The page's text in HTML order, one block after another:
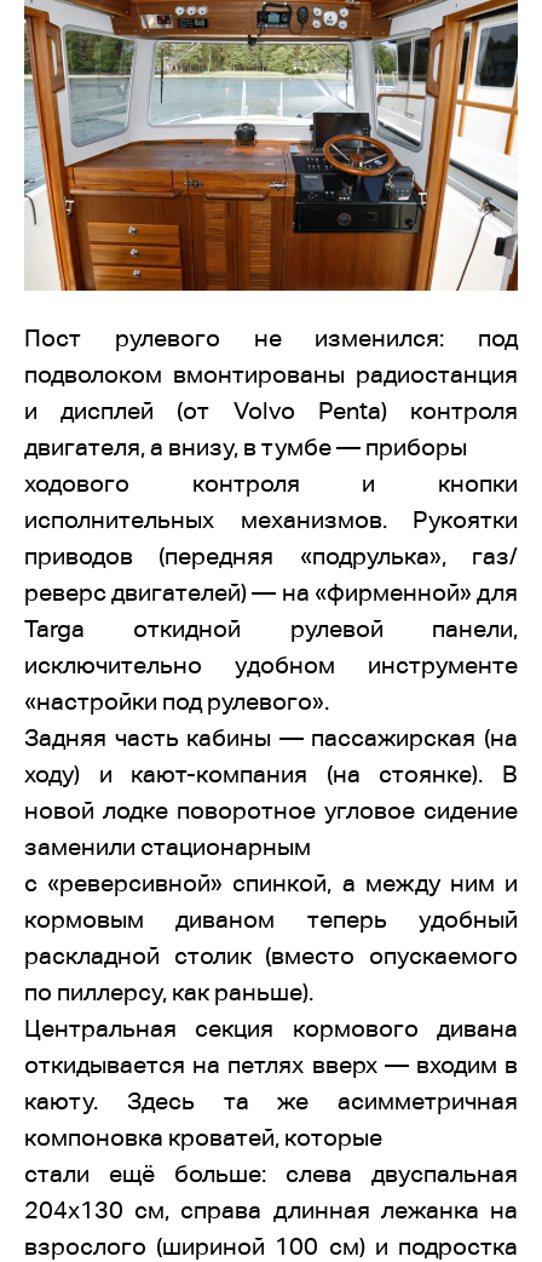
Пост рулевого не изменился: под
подволоком вмонтированы радиостанция
и дисплей (от Volvo Penta) контроля
двигателя, а внизу, в тумбе — приборы
ходового контроля и кнопки
исполнительных механизмов. Рукоятки
приводов (передняя «подрулька», газ/
реверс двигателей) — на «фирменной» для
Targa откидной рулевой панели,
исключительно удобном инструменте
«настройки под рулевого».
Задняя часть кабины — пассажирская (на
ходу) и кают-компания (на стоянке). В
новой лодке поворотное угловое сидение
заменили стационарным
с «реверсивной» спинкой, а между ним и
кормовым диваном теперь удобный
раскладной столик (вместо опускаемого
по пиллерсу, как раньше).
Центральная секция кормового дивана
откидывается на петлях вверх — входим в
каюту. Здесь та же асимметричная
компоновка кроватей, которые
стали ещё больше: слева двуспальная
204х130 см, справа длинная лежанка на
взрослого (шириной 100 см) и подростка